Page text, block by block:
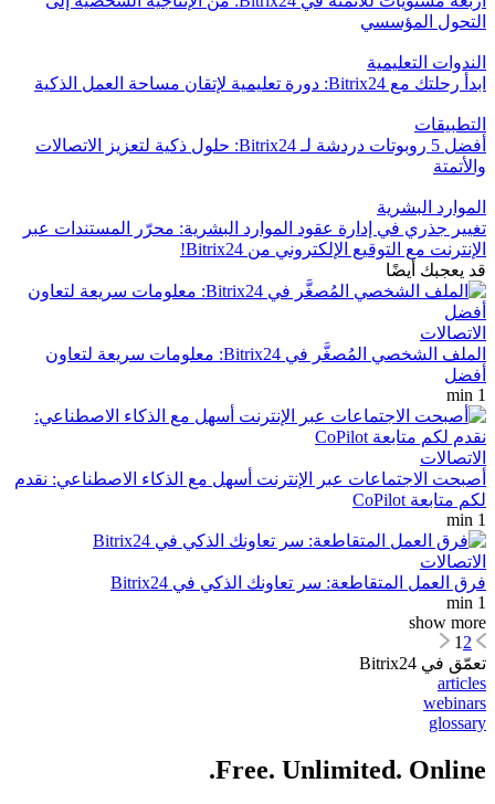
التحول المؤسسي
الندوات التعليمية
ابدأ رحلتك مع Bitrix24: دورة تعليمية لإتقان مساحة العمل الذكية
التطبيقات
أفضل 5 روبوتات دردشة لـ Bitrix24: حلول ذكية لتعزيز الاتصالات
والأتمتة
الموارد البشرية
تغيير جذري في إدارة عقود الموارد البشرية: محرّر المستندات عبر
الإنترنت مع التوقيع الإلكتروني من Bitrix24!
قد يعجبك أيضًا
الاتصالات
الملف الشخصي المُصغَّر في Bitrix24: معلومات سريعة لتعاون
أفضل
1 min
الاتصالات
أصبحت الاجتماعات عبر الإنترنت أسهل مع الذكاء الاصطناعي: نقدم
لكم متابعة CoPilot
1 min
الاتصالات
فرق العمل المتقاطعة: سر تعاونك الذكي في Bitrix24
1 min
show more
12
تعمّق في Bitrix24
articles
webinars
glossary
Free. Unlimited. Online.